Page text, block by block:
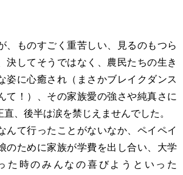
ものすごく重苦しい、見るのもつら
決してそうではなく、農民たちの生き
姿に心癒され（まさかブレイクダンス
て！）、その家族愛の強さや純真さに
、後半は涙を禁じえませんでした。
て行ったことがないなか、ペイペイ
のために家族が学費を出し合い、大学
た時のみんなの喜びようといった